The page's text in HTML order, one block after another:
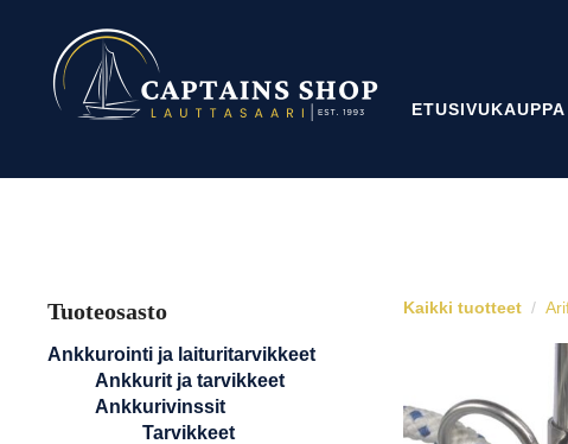
ETUSIVUKAUPPA
Tuoteosasto
Ankkurointi ja laituritarvikkeet
Ankkurit ja tarvikkeet
Ankkurivinssit
Tarvikkeet
Kaikki tuotteet